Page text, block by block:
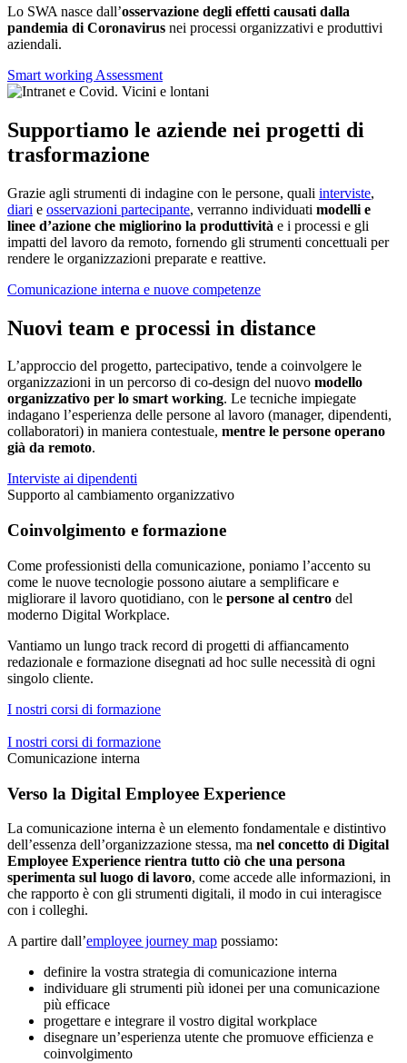
Lo SWA nasce dall’osservazione degli effetti causati dalla
pandemia di Coronavirus nei processi organizzativi e produttivi
aziendali.
Smart working Assessment
Supportiamo le aziende nei progetti di
trasformazione
Grazie agli strumenti di indagine con le persone, quali interviste,
diari e osservazioni partecipante, verranno individuati modelli e
linee d’azione che migliorino la produttività e i processi e gli
impatti del lavoro da remoto, fornendo gli strumenti concettuali per
rendere le organizzazioni preparate e reattive.
Comunicazione interna e nuove competenze
Nuovi team e processi in distance
L’approccio del progetto, partecipativo, tende a coinvolgere le
organizzazioni in un percorso di co-design del nuovo modello
organizzativo per lo smart working. Le tecniche impiegate
indagano l’esperienza delle persone al lavoro (manager, dipendenti,
collaboratori) in maniera contestuale, mentre le persone operano
già da remoto.
Interviste ai dipendenti
Supporto al cambiamento organizzativo
Coinvolgimento e formazione
Come professionisti della comunicazione, poniamo l’accento su
come le nuove tecnologie possono aiutare a semplificare e
migliorare il lavoro quotidiano, con le persone al centro del
moderno Digital Workplace.
Vantiamo un lungo track record di progetti di affiancamento
redazionale e formazione disegnati ad hoc sulle necessità di ogni
singolo cliente.
I nostri corsi di formazione
I nostri corsi di formazione
Comunicazione interna
Verso la Digital Employee Experience
La comunicazione interna è un elemento fondamentale e distintivo
dell’essenza dell’organizzazione stessa, ma nel concetto di Digital
Employee Experience rientra tutto ciò che una persona
sperimenta sul luogo di lavoro, come accede alle informazioni, in
che rapporto è con gli strumenti digitali, il modo in cui interagisce
con i colleghi.
A partire dall’employee journey map possiamo:
definire la vostra strategia di comunicazione interna
individuare gli strumenti più idonei per una comunicazione
più efficace
progettare e integrare il vostro digital workplace
disegnare un’esperienza utente che promuove efficienza e
coinvolgimento